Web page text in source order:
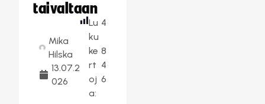
taivaltaan
Mika
Hilska
13.07.2
026
Lu
ku
ke
rt
oj
a:
4
8
4
6